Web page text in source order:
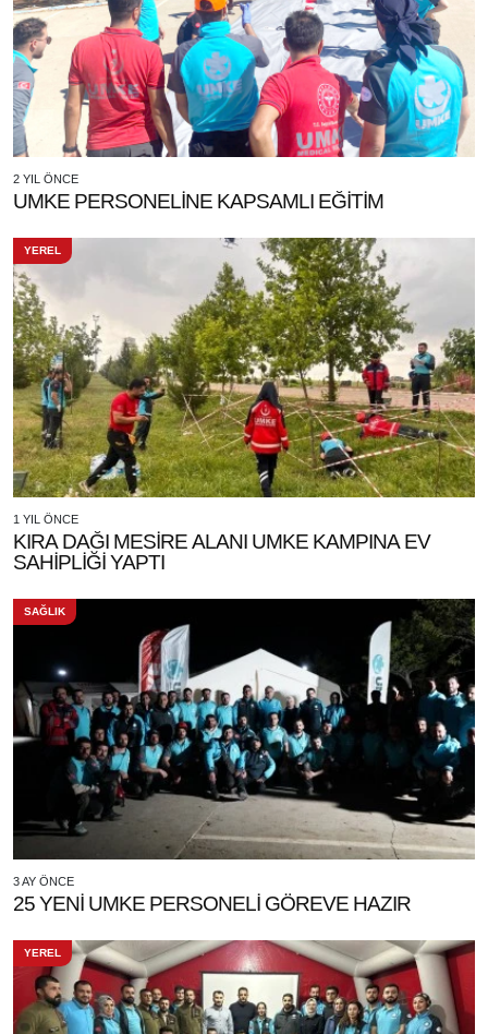
2 YIL ÖNCE
UMKE PERSONELİNE KAPSAMLI EĞİTİM
YEREL
1 YIL ÖNCE
KIRA DAĞI MESİRE ALANI UMKE KAMPINA EV
SAHİPLİĞİ YAPTI
SAĞLIK
3 AY ÖNCE
25 YENİ UMKE PERSONELİ GÖREVE HAZIR
YEREL